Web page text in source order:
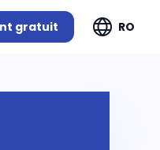
gratuit RO